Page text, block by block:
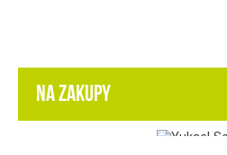
NA ZAKUPY